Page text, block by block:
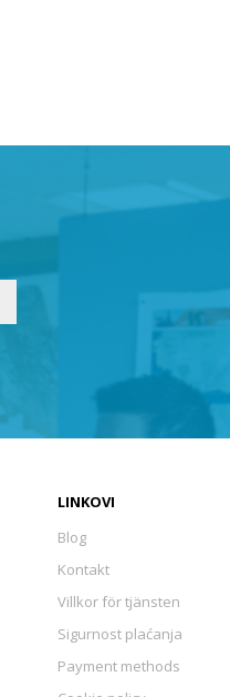
LINKOVI
Blog
Kontakt
Villkor för tjänsten
Sigurnost plaćanja
Payment methods